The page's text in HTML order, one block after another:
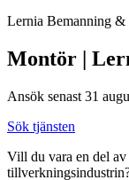
Lernia Bemanning
Montör |
Ansök senast 31
Sök tjänsten
Vill du vara en del av